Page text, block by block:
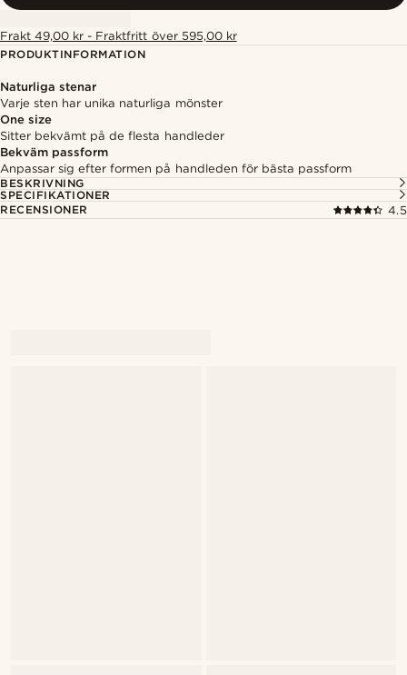
Frakt 49,00 kr - Fraktfritt över 595,00 kr
PRODUKTINFORMATION
Naturliga stenar
Varje sten har unika naturliga mönster
One size
Sitter bekvämt på de flesta handleder
Bekväm passform
Anpassar sig efter formen på handleden för bästa passform
BESKRIVNING
SPECIFIKATIONER
RECENSIONER
4.5